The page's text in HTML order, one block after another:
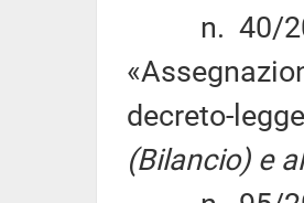
n. 40/
decreto-
(Bilancio) e